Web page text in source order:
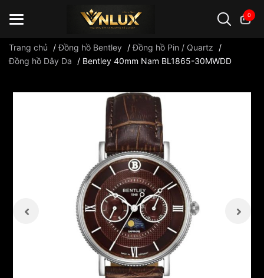
0
Trang chủ /Đồng hồ Bentley /Đồng hồ Pin / Quartz
/
Đồng hồ Dây Da
/ Bentley 40mm Nam BL1865-30MWDD